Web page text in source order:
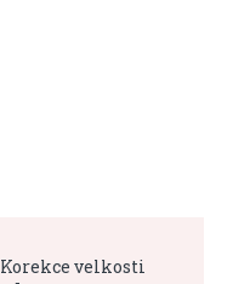
Korekce velkosti